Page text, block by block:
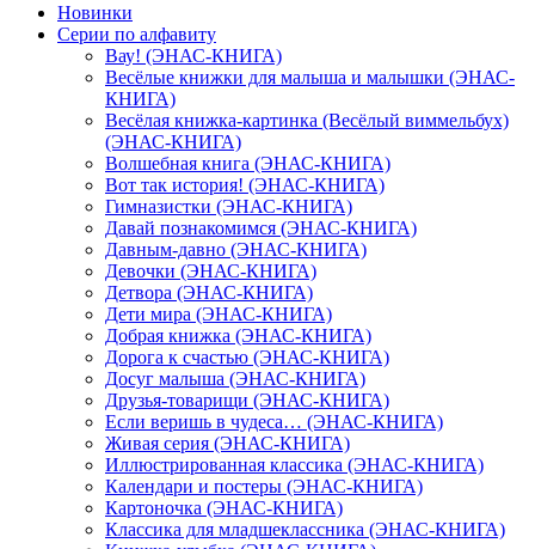
Новинки
Серии по алфавиту
Вау! (ЭНАС-КНИГА)
Весёлые книжки для малыша и малышки (ЭНАС-
КНИГА)
Весёлая книжка-картинка (Весёлый виммельбух)
(ЭНАС-КНИГА)
Волшебная книга (ЭНАС-КНИГА)
Вот так история! (ЭНАС-КНИГА)
Гимназистки (ЭНАС-КНИГА)
Давай познакомимся (ЭНАС-КНИГА)
Давным-давно (ЭНАС-КНИГА)
Девочки (ЭНАС-КНИГА)
Детвора (ЭНАС-КНИГА)
Дети мира (ЭНАС-КНИГА)
Добрая книжка (ЭНАС-КНИГА)
Дорога к счастью (ЭНАС-КНИГА)
Досуг малыша (ЭНАС-КНИГА)
Друзья-товарищи (ЭНАС-КНИГА)
Если веришь в чудеса… (ЭНАС-КНИГА)
Живая серия (ЭНАС-КНИГА)
Иллюстрированная классика (ЭНАС-КНИГА)
Календари и постеры (ЭНАС-КНИГА)
Картоночка (ЭНАС-КНИГА)
Классика для младшеклассника (ЭНАС-КНИГА)